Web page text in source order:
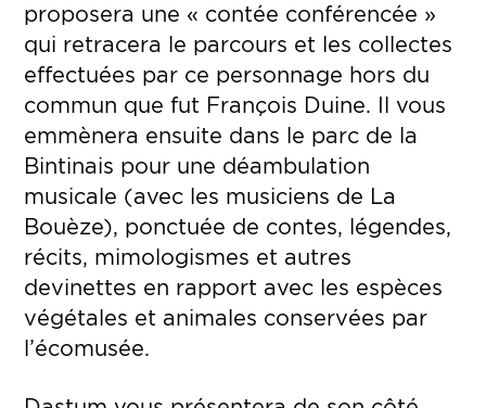
proposera une « contée conférencée »
qui retracera le parcours et les collectes
effectuées par ce personnage hors du
commun que fut François Duine. Il vous
emmènera ensuite dans le parc de la
Bintinais pour une déambulation
musicale (avec les musiciens de La
Bouèze), ponctuée de contes, légendes,
récits, mimologismes et autres
devinettes en rapport avec les espèces
végétales et animales conservées par
l’écomusée.